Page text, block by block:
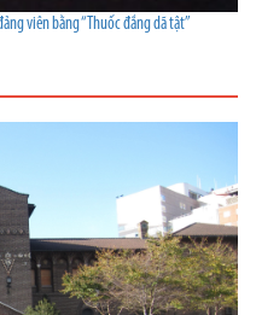
viên bằng “Thuốc đắng dã tật”